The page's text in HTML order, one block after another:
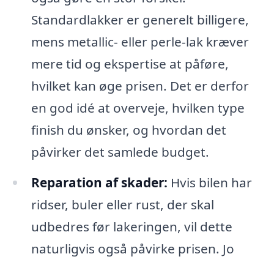
Standardlakker er generelt billigere,
mens metallic- eller perle-lak kræver
mere tid og ekspertise at påføre,
hvilket kan øge prisen. Det er derfor
en god idé at overveje, hvilken type
finish du ønsker, og hvordan det
påvirker det samlede budget.
Reparation af skader: Hvis bilen har
ridser, buler eller rust, der skal
udbedres før lakeringen, vil dette
naturligvis også påvirke prisen. Jo